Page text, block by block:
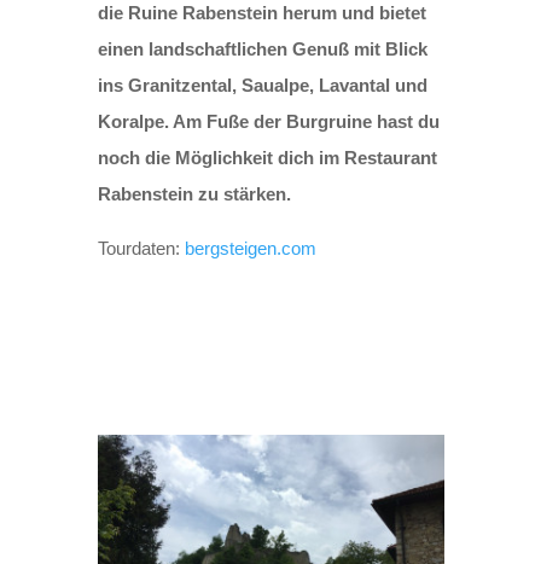
die Ruine Rabenstein herum und bietet
einen landschaftlichen Genuß mit Blick
ins Granitzental, Saualpe, Lavantal und
Koralpe. Am Fuße der Burgruine hast du
noch die Möglichkeit dich im Restaurant
Rabenstein zu stärken.
Tourdaten: bergsteigen.com